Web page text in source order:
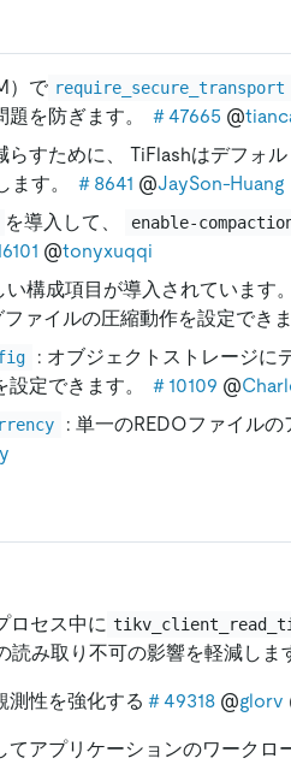
）で require_secure_transport
を防ぎます。
＃47665 @
らすために、 TiFlashはデフォ
ます。 ＃8641 @JaySon-Huang
を導入して、 enable-
@tonyxuqqi
構成項目が導入されています。
ファイルの圧縮動作を設定でき
: オブジェクトストレージに
定できます。
＃10109 @
: 単一のREDOファイル
ロセス中に
み取り不可の影響を軽減しま
測性を強化する ＃49318 @glorv
てアプリケーションのワークロ